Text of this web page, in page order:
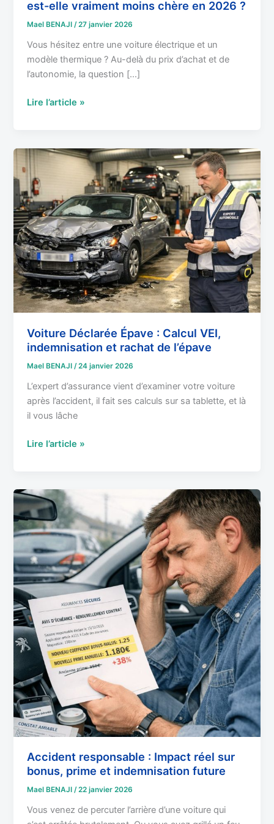
est-elle vraiment moins chère en 2026 ?
Mael BENAJI/27 janvier 2026
Vous hésitez entre une voiture électrique et un
modèle thermique ? Au-delà du prix d’achat et de
l’autonomie, la question […]
Lire l’article »
Voiture Déclarée Épave : Calcul VEI,
indemnisation et rachat de l’épave
Mael BENAJI/24 janvier 2026
L’expert d’assurance vient d’examiner votre voiture
après l’accident, il fait ses calculs sur sa tablette, et là
il vous lâche
Voiture
Épave
:
Calcul
VEI,
indemnisation
et
rachat
de
l’épave
Lire l’article »
Accident responsable : Impact réel sur
bonus, prime et indemnisation future
Mael BENAJI/22 janvier 2026
Vous venez de percuter l’arrière d’une voiture qui
Accident
responsable
:
réel
sur
bonus,
prime
et
indemnisation
future